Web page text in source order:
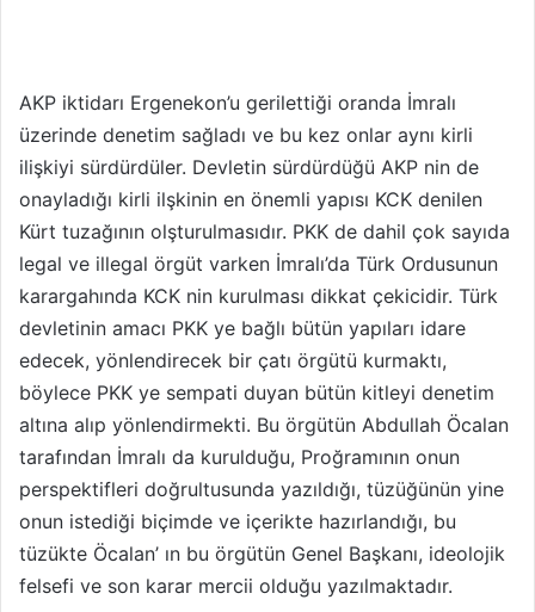
AKP iktidarı Ergenekon’u gerilettiği oranda İmralı
üzerinde denetim sağladı ve bu kez onlar aynı kirli
ilişkiyi sürdürdüler. Devletin sürdürdüğü AKP nin de
onayladığı kirli ilşkinin en önemli yapısı KCK denilen
Kürt tuzağının olşturulmasıdır. PKK de dahil çok sayıda
legal ve illegal örgüt varken İmralı’da Türk Ordusunun
karargahında KCK nin kurulması dikkat çekicidir. Türk
devletinin amacı PKK ye bağlı bütün yapıları idare
edecek, yönlendirecek bir çatı örgütü kurmaktı,
böylece PKK ye sempati duyan bütün kitleyi denetim
altına alıp yönlendirmekti. Bu örgütün Abdullah Öcalan
tarafından İmralı da kurulduğu, Proğramının onun
perspektifleri doğrultusunda yazıldığı, tüzüğünün yine
onun istediği biçimde ve içerikte hazırlandığı, bu
tüzükte Öcalan’ ın bu örgütün Genel Başkanı, ideolojik
felsefi ve son karar mercii olduğu yazılmaktadır.